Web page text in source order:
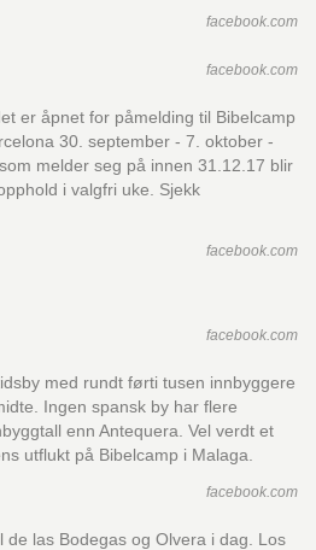
facebook.com
facebook.com
er åpnet for påmelding til Bibelcamp
30. september - 7. oktober -
melder seg på innen 31.12.17 blir
i valgfri uke. Sjekk
facebook.com
facebook.com
med rundt førti tusen innbyggere
Ingen spansk by har flere
enn Antequera. Vel verdt et
utflukt på Bibelcamp i Malaga.
facebook.com
de las Bodegas og Olvera i dag. Los